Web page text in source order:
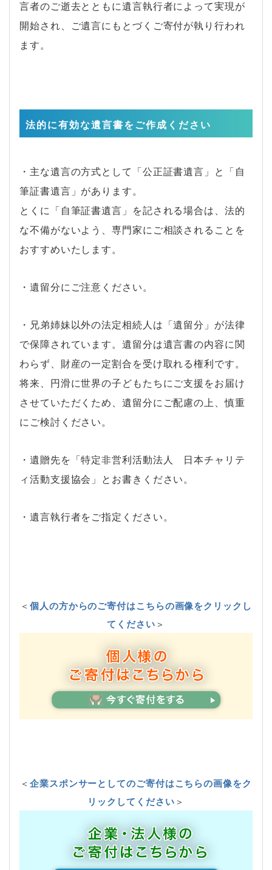
言者のご逝去とともに遺言執行者によって実現が
開始され、ご遺言にもとづくご寄付が執り行われ
ます。
法的に有効な遺言書をご作成ください
・主な遺言の方式として「公正証書遺言」と「自
筆証書遺言」があります。
とくに「自筆証書遺言」を記される場合は、法的
な不備がないよう、専門家にご相談されることを
おすすめいたします。
・遺留分にご注意ください。
・兄弟姉妹以外の法定相続人は「遺留分」が法律
で保障されています。遺留分は遺言書の内容に関
わらず、財産の一定割合を受け取れる権利です。
将来、円滑に世界の子どもたちにご支援をお届け
させていただくため、遺留分にご配慮の上、慎重
にご検討ください。
・遺贈先を「特定非営利活動法人 日本チャリテ
ィ活動支援協会」とお書きください。
・遺言執行者をご指定ください。
＜個人の方からのご寄付はこちらの画像をクリックし
てください＞
＜企業スポンサーとしてのご寄付はこちらの画像をク
リックしてください＞